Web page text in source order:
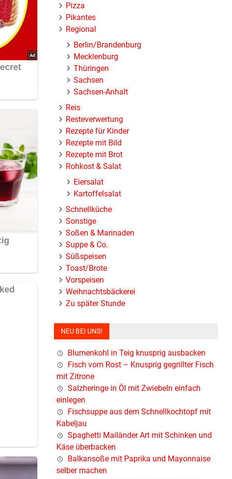
Pizza
Pikantes
Regional
Berlin/Brandenburg
Mecklenburg
Thüringen
Sachsen
Sachsen-Anhalt
Reis
Resteverwertung
Rezepte für Kinder
Rezepte mit Bild
Rezepte mit Brot
Rohkost & Salat
Eiersalat
Kartoffelsalat
Schnellküche
Sonstige
Soßen & Marinaden
Suppe & Co.
Süßspeisen
Toast/Brote
Vorspeisen
Weihnachtsbäckerei
Zu später Stunde
NEU BEI UNS!
Blumenkohl in Teig knusprig ausbacken
Fisch vom Rost – Knusprig gegrillter Fisch
mit Zitrone
Salzheringe in Öl mit Zwiebeln einfach
einlegen
Fischsuppe aus dem Schnellkochtopf mit
Kabeljau
Spaghetti Mailänder Art mit Schinken und
Käse überbacken
Balkansoße mit Paprika und Mayonnaise
selber machen